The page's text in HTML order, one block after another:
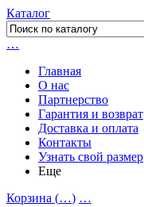
Каталог
…
Главная
О нас
Партнерство
Гарантия и возврат
Доставка и оплата
Контакты
Узнать свой размер
Еще
Корзина (…) …